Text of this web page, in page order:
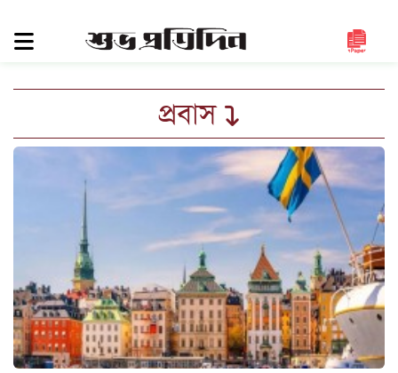
হবিগঞ্জ
রাজনীতি
দেশজুড়ে
আন্তর্জাতিক
প্রবাস
প্রবাস